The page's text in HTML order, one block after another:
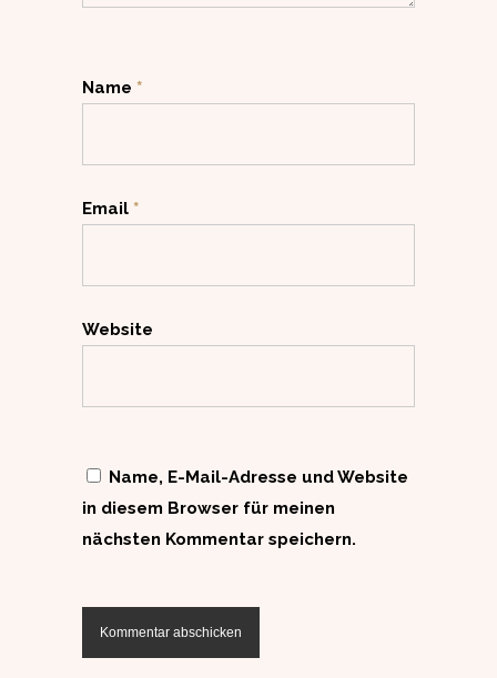
Name *
Email *
Website
Name, E-Mail-Adresse und Website
in diesem Browser für meinen
nächsten Kommentar speichern.